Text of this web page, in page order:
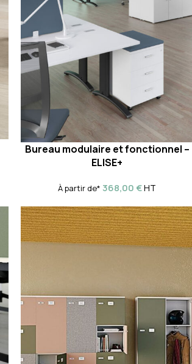
Bureau modulaire et fonctionnel –
ELISE+
À partir de* 368,00€HT